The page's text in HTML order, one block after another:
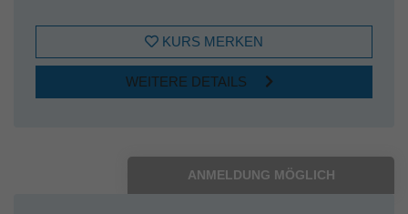
KURS MERKEN
WEITERE DETAILS
ANMELDUNG MÖGLICH